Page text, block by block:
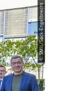
© SMIL/Sack-Engelbrecht